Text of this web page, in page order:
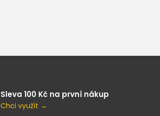
Sleva 100 Kč na první nákup
Chci využít →